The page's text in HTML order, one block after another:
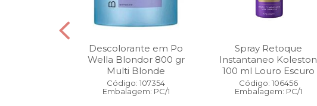
Descolorante em Po
Wella Blondor 800 gr
Multi Blonde
Código: 107354
Embalagem: PC/1
Spray Retoque
Instantaneo Koleston
100 ml Louro Escuro
Código: 106456
Embalagem: PC/1